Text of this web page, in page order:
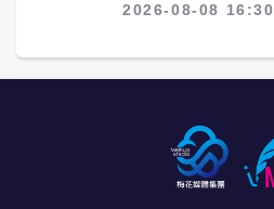
2026-08-08 16:30